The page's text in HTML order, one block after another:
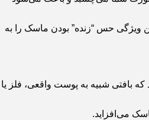
ویژگی حس “زنده” بودن ماسک را به
بافتی شبیه به پوست واقعی، فلز یا
می‌افزاید.